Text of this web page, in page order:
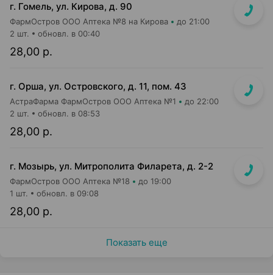
г. Гомель, ул. Кирова, д. 90
ФармОстров ООО Аптека №8 на Кирова до 21:00
28,00 р.
2 шт. обновл. в 00:40
г. Орша, ул. Островского, д. 11, пом. 43
АстраФарма ФармОстров ООО Аптека №1 до 22:00
28,00 р.
2 шт. обновл. в 08:53
г. Мозырь, ул. Митрополита Филарета, д. 2-2
ФармОстров ООО Аптека №18 до 19:00
28,00 р.
1 шт. обновл. в 09:08
Показать еще